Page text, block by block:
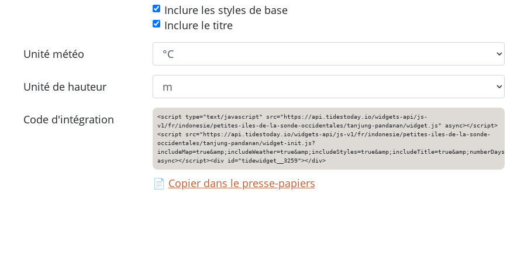
Inclure les styles de base
Inclure le titre
Unité météo
Unité de hauteur
Code d'intégration
<script type="text/javascript" src="https://api.tidestoday.io/widgets-api/js-
v1/fr/indonesie/petites-iles-de-la-sonde-occidentales/tanjung-pandanan/widget.js" async></script>
<script src="https://api.tidestoday.io/widgets-api/js-v1/fr/indonesie/petites-iles-de-la-sonde-
occidentales/tanjung-pandanan/widget-init.js?
async></script><div id="tidewidget__3259"></div>
📄 Copier dans le presse-papiers